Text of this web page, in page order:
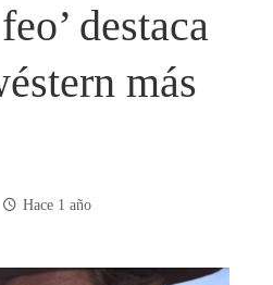
destaca
más
Hace 1 año